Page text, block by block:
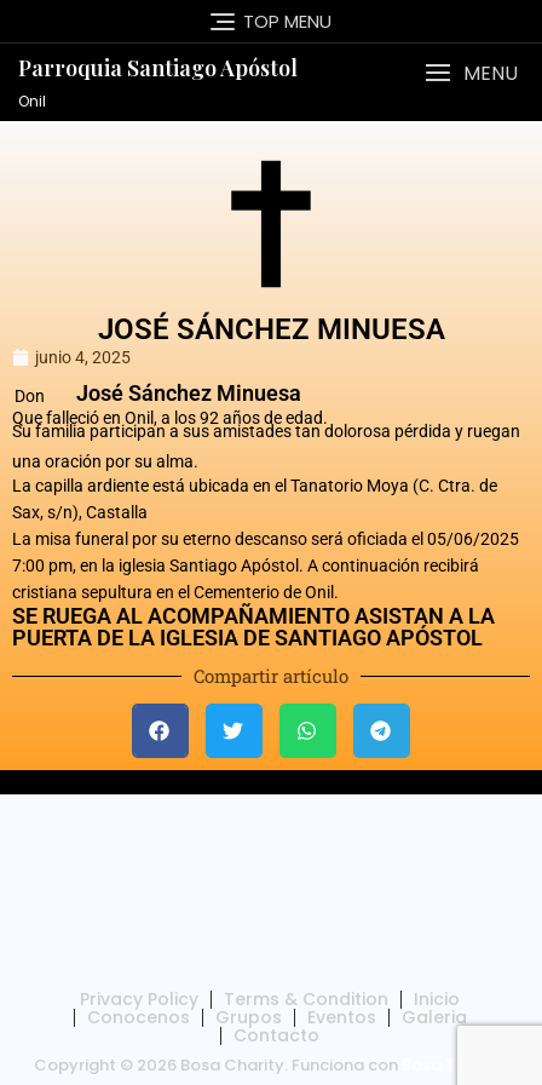
TOP MENU
Parroquia Santiago Apóstol
Onil
MENU
JOSÉ SÁNCHEZ MINUESA
junio 4, 2025
Don
José Sánchez Minuesa
Que falleció en Onil, a los 92 años de edad.
Su familia participan a sus amistades tan dolorosa pérdida y ruegan
una oración por su alma.
La capilla ardiente está ubicada en el Tanatorio Moya (C. Ctra. de
Sax, s/n), Castalla
La misa funeral por su eterno descanso será oficiada el 05/06/2025
7:00 pm, en la iglesia Santiago Apóstol. A continuación recibirá
cristiana sepultura en el Cementerio de Onil.
SE RUEGA AL ACOMPAÑAMIENTO ASISTAN A LA
PUERTA DE LA IGLESIA DE SANTIAGO APÓSTOL
Compartir artículo
Privacy Policy Terms & Condition Inicio
Conocenos Grupos Eventos Galeria
Contacto
Copyright © 2026 Bosa Charity. Funciona con